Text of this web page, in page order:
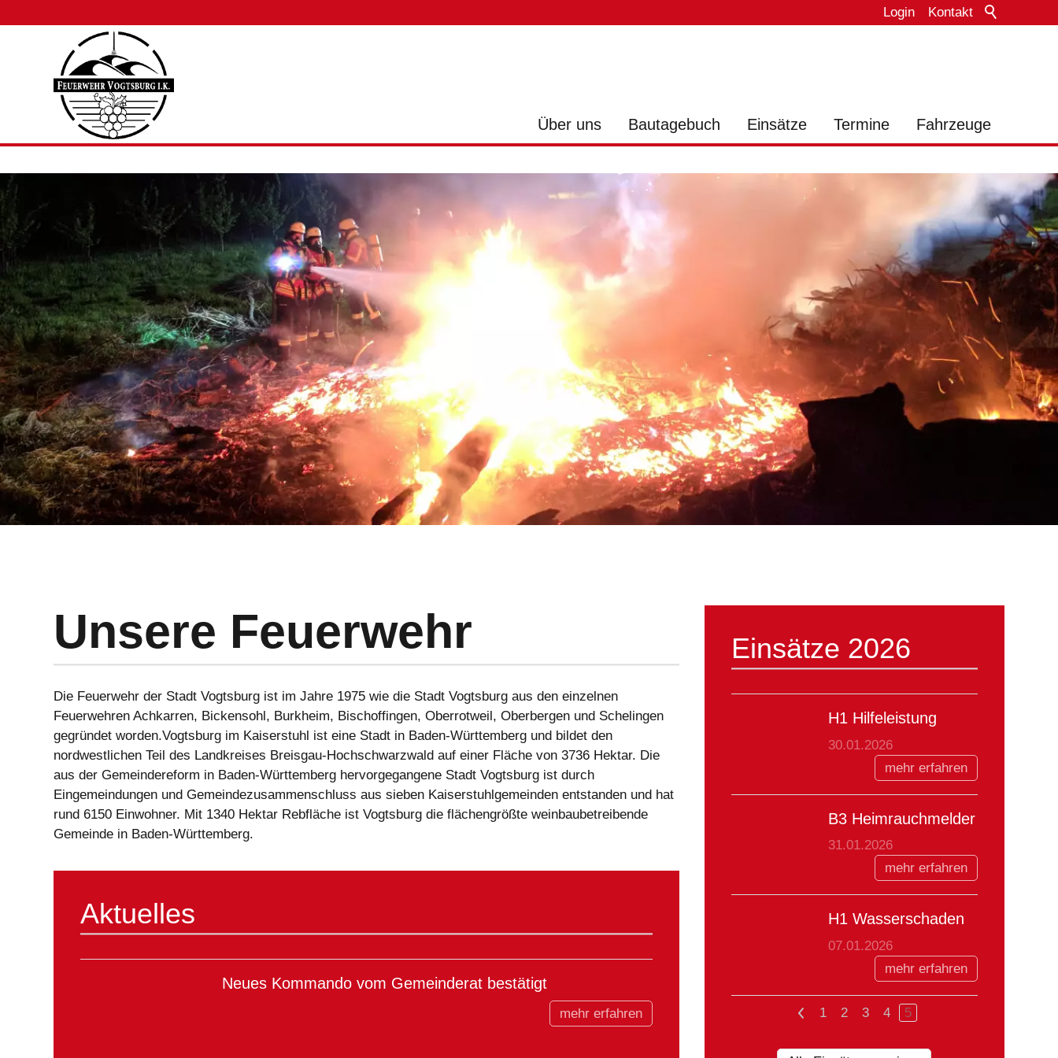
Kontakt
Login
Über uns Bautagebuch Einsätze Termine Fahrzeuge
Unsere Feuerwehr
Die Feuerwehr der Stadt Vogtsburg ist im Jahre 1975 wie die Stadt Vogtsburg aus den einzelnen
Feuerwehren Achkarren, Bickensohl, Burkheim, Bischoffingen, Oberrotweil, Oberbergen und Schelingen
gegründet worden.Vogtsburg im Kaiserstuhl ist eine Stadt in Baden-Württemberg und bildet den
nordwestlichen Teil des Landkreises Breisgau-Hochschwarzwald auf einer Fläche von 3736 Hektar. Die
aus der Gemeindereform in Baden-Württemberg hervorgegangene Stadt Vogtsburg ist durch
Eingemeindungen und Gemeindezusammenschluss aus sieben Kaiserstuhlgemeinden entstanden und hat
rund 6150 Einwohner. Mit 1340 Hektar Rebfläche ist Vogtsburg die flächengrößte weinbaubetreibende
Gemeinde in Baden-Württemberg.
Aktuelles
Neues Kommando vom Gemeinderat bestätigt
mehr erfahren
Einsätze 2026
H1 Hilfeleistung
30.01.2026
mehr erfahren
B3 Heimrauchmelder
31.01.2026
mehr erfahren
H1 Wasserschaden
07.01.2026
mehr erfahren
< 1 2 3 4 5